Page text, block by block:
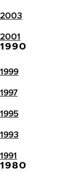
2003
2001
1990
1999
1997
1995
1993
1991
1980